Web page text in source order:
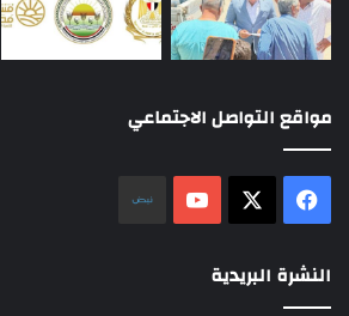
مواقع التواصل الاجتماعي
فيسبوك ‫YouTube
النشرة البريدية